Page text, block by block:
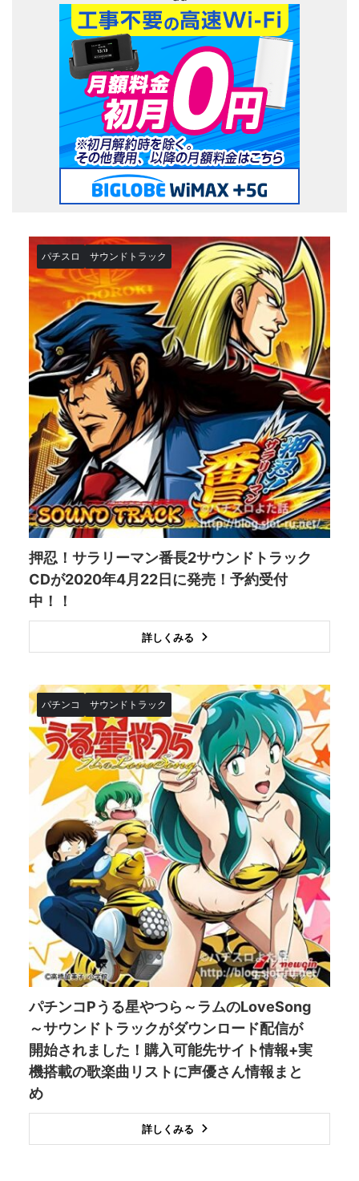
パチスロ サウンドトラック
押忍！サラリーマン番長2サウンドトラック
CDが2020年4月22日に発売！予約受付
中！！
詳しくみる
パチンコ サウンドトラック
パチンコPうる星やつら～ラムのLoveSong
～サウンドトラックがダウンロード配信が
開始されました！購入可能先サイト情報+実
機搭載の歌楽曲リストに声優さん情報まと
め
詳しくみる